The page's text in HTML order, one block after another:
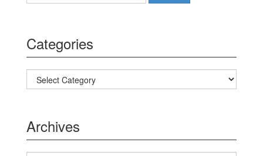
Categories
Categories
Archives